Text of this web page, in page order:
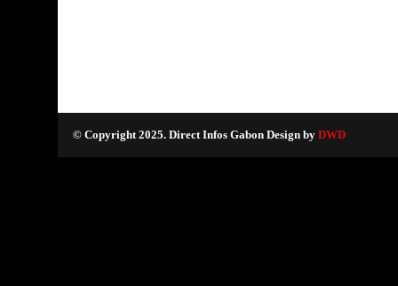
© Copyright 2025. Direct Infos Gabon Design by DWD